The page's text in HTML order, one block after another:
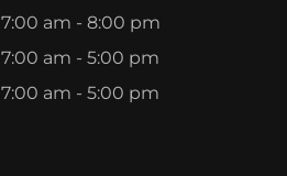
7:00 am - 8:00 pm
7:00 am - 5:00 pm
7:00 am - 5:00 pm